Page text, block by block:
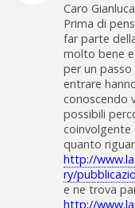
Caro
Prima di
far parte
molto bene
per un passo
entrare
conoscendo
possibili
coinvolgente
quanto
http://
ry/
e ne trova
http://